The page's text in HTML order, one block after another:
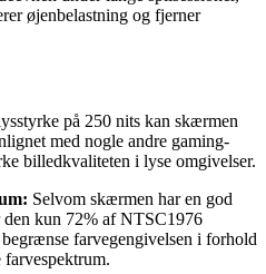
øjenbelastning og fjerner
på 250 nits kan skærmen
med nogle andre gaming-
billedkvaliteten i lyse omgivelser.
Selvom skærmen har en god
kun 72% af NTSC1976
farvegengivelsen i forhold